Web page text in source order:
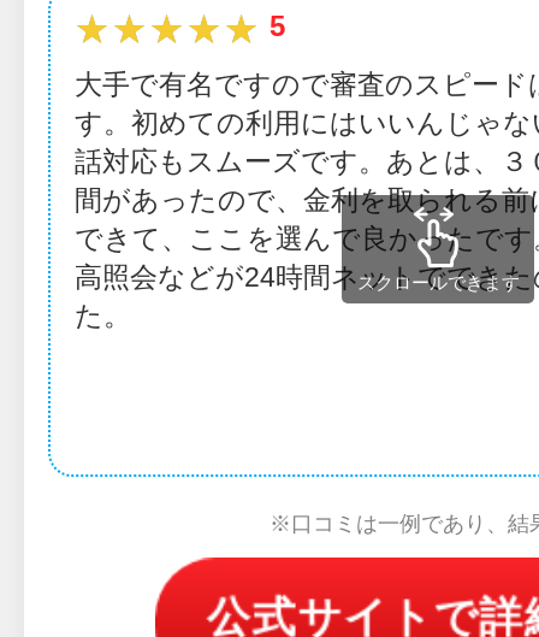
★★★★★
★★★★★ 5
大手で有名ですので審査のスピー
す。初めての利用にはいいんじゃ
話対応もスムーズです。あとは、３
間があったので、金利を取られる
できて、ここを選んで良かったで
高照会などが24時間ネットででき
た。
スクロールできます
※口コミは一例であり、結
公式サイトで詳